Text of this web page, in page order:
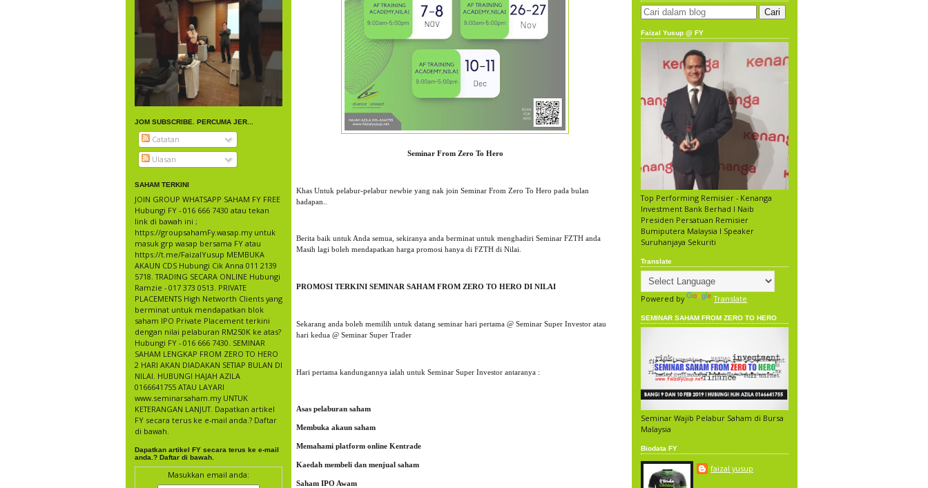
JOM SUBSCRIBE. PERCUMA JER...
Catatan
Ulasan
SAHAM TERKINI
JOIN GROUP WHATSAPP SAHAM FY FREE
Hubungi FY - 016 666 7430 atau tekan
link di bawah ini ;
https://groupsahamFy.wasap.my untuk
masuk grp wasap bersama FY atau
https://t.me/FaizalYusup MEMBUKA
AKAUN CDS Hubungi Cik Anna 011 2139
5718. TRADING SECARA ONLINE Hubungi
Ramzie - 017 373 0513. PRIVATE
PLACEMENTS High Networth Clients yang
berminat untuk mendapatkan blok
saham IPO Private Placement terkini
dengan nilai pelaburan RM250K ke atas?
Hubungi FY - 016 666 7430. SEMINAR
SAHAM LENGKAP FROM ZERO TO HERO
2 HARI AKAN DIADAKAN SETIAP BULAN DI
NILAI. HUBUNGI HAJAH AZILA
0166641755 ATAU LAYARI
www.seminarsaham.my UNTUK
KETERANGAN LANJUT. Dapatkan artikel
FY secara terus ke e-mail anda.? Daftar
di bawah.
Dapatkan artikel FY secara terus ke e-mail
anda.? Daftar di bawah.
Masukkan email anda:
Seminar From Zero To Hero
Khas Untuk pelabur-pelabur newbie yang nak join Seminar From Zero To Hero pada bulan
hadapan..
Berita baik untuk Anda semua, sekiranya anda berminat untuk menghadiri Seminar FZTH anda
Masih lagi boleh mendapatkan harga promosi hanya di FZTH di Nilai.
PROMOSI TERKINI SEMINAR SAHAM FROM ZERO TO HERO DI NILAI
Sekarang anda boleh memilih untuk datang seminar hari pertama @ Seminar Super Investor atau
hari kedua @ Seminar Super Trader
Hari pertama kandungannya ialah untuk Seminar Super Investor antaranya :
Asas pelaburan saham
Membuka akaun saham
Memahami platform online Kentrade
Kaedah membeli dan menjual saham
Saham IPO Awam
Faizal Yusup @ FY
Top Performing Remisier - Kenanga
Investment Bank Berhad l Naib
Presiden Persatuan Remisier
Bumiputera Malaysia l Speaker
Suruhanjaya Sekuriti
Translate
Powered by Translate
SEMINAR SAHAM FROM ZERO TO HERO
Seminar Wajib Pelabur Saham di Bursa
Malaysia
Biodata FY
faizal yusup